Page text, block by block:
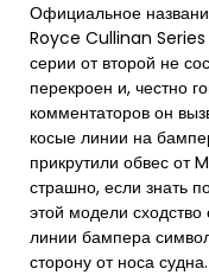
Официальное
Royce Cullinan Series
серии от второй не
перекроен и, честно
комментаторов он
косые линии на
прикрутили обвес от
страшно, если знать
этой модели
линии бампера
сторону от носа судна.